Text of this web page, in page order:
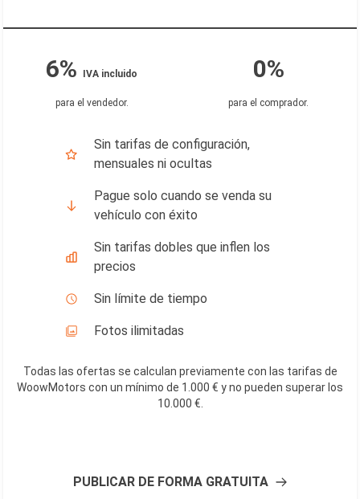
6% IVA incluido 0%
para el vendedor. para el comprador.
Sin tarifas de configuración,
mensuales ni ocultas
Pague solo cuando se venda su
vehículo con éxito
Sin tarifas dobles que inflen los
precios
Sin límite de tiempo
Fotos ilimitadas
Todas las ofertas se calculan previamente con las tarifas de
WoowMotors con un mínimo de 1.000 € y no pueden superar los
10.000 €
PUBLICAR DE FORMA GRATUITA